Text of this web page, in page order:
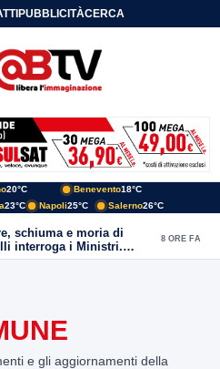
PUBBLICITÀCERCA
20°C Benevento18°C
23°C Napoli25°C Salerno26°C
schiuma e moria di
interroga i Ministri.
l’assenza del
8 ORE FA
e gli aggiornamenti della